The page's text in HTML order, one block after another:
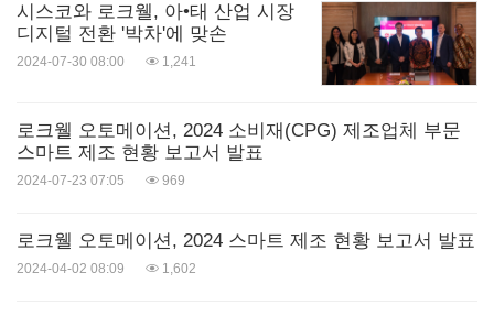
로크웰 오토메이션 PartnerNetwork 소개
로크웰 오토메이션은 협력할 때 더 나은 결과를 얻을
수 있다는 믿음 하에, 시장 선도적인 기술, 우수한 지
원 및 서비스, 그리고 통합되고 간소화된 비즈니스 접
근 방식으로 이뤄진 광범위한 글로벌 파트너 생태계
체만으로는 제공할 수 없는 광범위한 네트워크의 혁
시스코와 로크웰, 아•태 산업 시장
디지털 전환 '박차'에 맞손
2024-07-30 08:00 1,241
로크웰 오토메이션, 2024 소비재(CPG) 제조업체 부문
스마트 제조 현황 보고서 발표
2024-07-23 07:05 969
로크웰 오토메이션, 2024 스마트 제조 현황 보고서 발표
2024-04-02 08:09 1,602